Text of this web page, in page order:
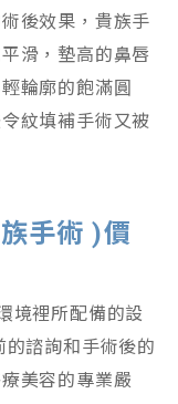
後效果，貴族手
滑，墊高的鼻唇
輪廓的飽滿圓
紋填補手術又被
手術 )價
境裡所配備的設
諮詢和手術後的
美容的專業嚴